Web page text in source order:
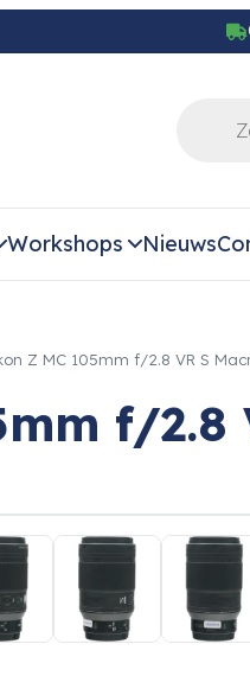
Workshops Nieuws
Z MC 105mm f/2.8 VR S
f/2.8